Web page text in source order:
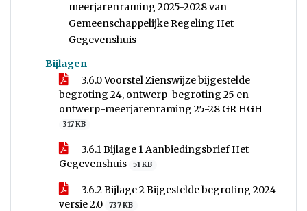
meerjarenraming 2025-2028 van
Gemeenschappelijke Regeling Het
Gegevenshuis
Bijlagen
3.6.0 Voorstel Zienswijze bijgestelde
begroting 24, ontwerp-begroting 25 en
ontwerp-meerjarenraming 25-28 GR HGH
317 KB
3.6.1 Bijlage 1 Aanbiedingsbrief Het
Gegevenshuis
51 KB
3.6.2 Bijlage 2 Bijgestelde begroting 2024
versie 2.0
737 KB